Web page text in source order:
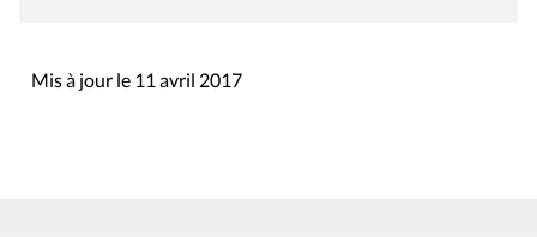
Mis à jour le 11 avril 2017